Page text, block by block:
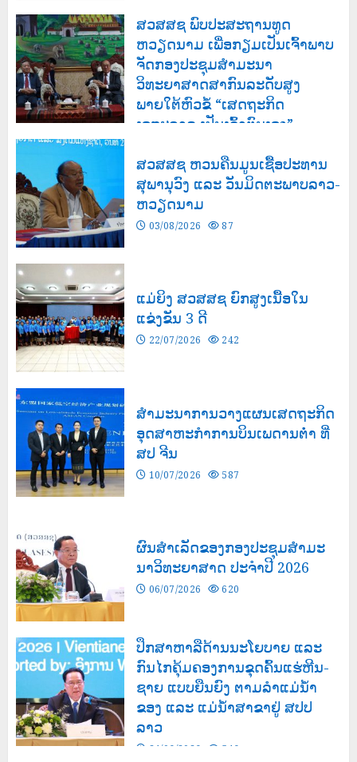
ສວສສຊ ພົບປະສະຖານທູດ
ຫວຽດນາມ ເພື່ອກຽມເປັນເຈົ້າພາບ
ຈັດກອງປະຊຸມສຳມະນາ
ວິທະຍາສາດສາກົນລະດັບສູງ
ພາຍໃຕ້ຫົວຂໍ້ “ເສດຖະກິດ
ເອກະລາດ ເປັນເຈົ້າຕົນເອງ”
ສວສສຊ ຫວນຄືນມູນເຊື້ອປະທານ
ສຸພານຸວົງ ແລະ ວັນມິດຕະພາບລາວ-
ຫວຽດນາມ
03/08/2026 87
ແມ່ຍິງ ສວສສຊ ຍົກສູງເນື້ອໃນ
ແຂ່ງຂັນ 3 ດີ
22/07/2026 242
ສຳມະນາການວາງແຜນເສດຖະກິດ
ອຸດສາຫະກຳການບິນເພດານຕ່ຳ ທີ່
ສປ ຈີນ
10/07/2026 587
ຜົນສໍາເລັດຂອງກອງປະຊຸມສຳມະ
ນາວິທະຍາສາດ ປະຈຳປີ 2026
06/07/2026 620
ປຶກສາຫາລືດ້ານນະໂຍບາຍ ແລະ
ກົນໄກຄຸ້ມຄອງການຂຸດຄົ້ນແຮ່ຫີນ-
ຊາຍ ແບບຍືນຍົງ ຕາມລຳແມ່ນໍ້າ
ຂອງ ແລະ ແມ່ນໍ້າສາຂາຢູ່ ສປປ
ລາວ
24/06/2026 546